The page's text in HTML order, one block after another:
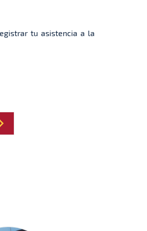
tu asistencia a la